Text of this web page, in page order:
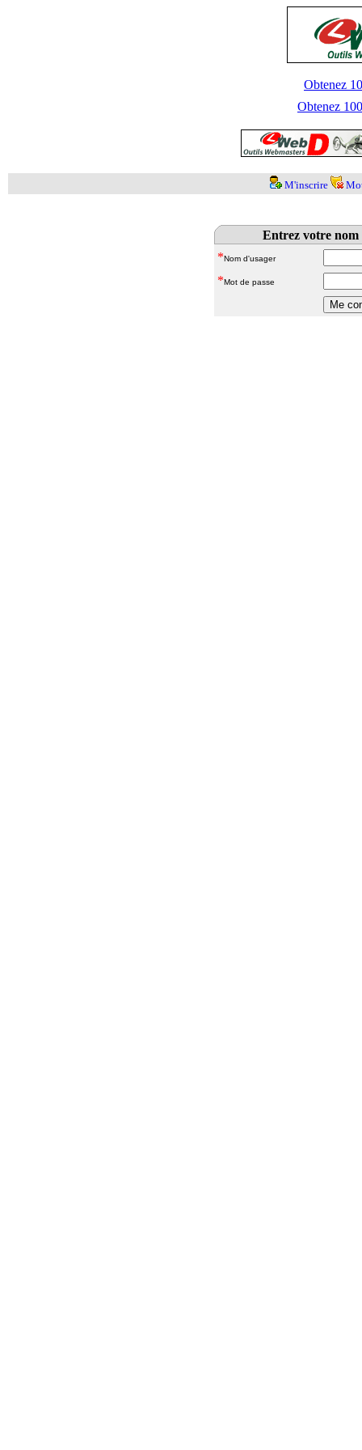
Obtenez
Obtenez
M'inscrire
Entrez votre nom
*Nom d'usager
*Mot de passe